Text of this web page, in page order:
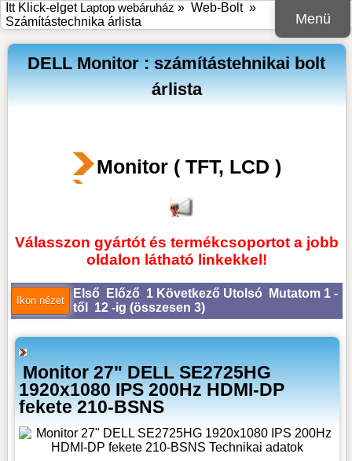
Menü
Itt Klick-elget Laptop webáruház » Web-Bolt»
Számítástechnika árlista
DELL Monitor : számítástehnikai bolt
árlista
Monitor ( TFT, LCD )
Válasszon gyártót és termékcsoportot a jobb
oldalon látható linkekkel!
Első Előző 1 Következő Utolsó Mutatom 1 -
től 12 -ig (összesen 3)
Monitor 27" DELL SE2725HG
1920x1080 IPS 200Hz HDMI-DP
fekete 210-BSNS